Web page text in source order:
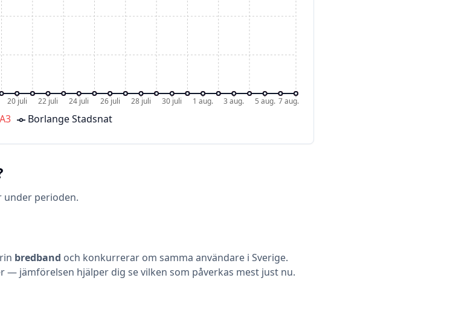
20 juli 22 juli 24 juli 26 juli 28 juli 30 juli 1 aug. 3 aug. 5 aug. 7 aug.
A3 Borlange Stadsnat
under perioden.
bredband och konkurrerar om samma användare i Sverige.
jämförelsen hjälper dig se vilken som påverkas mest just nu.